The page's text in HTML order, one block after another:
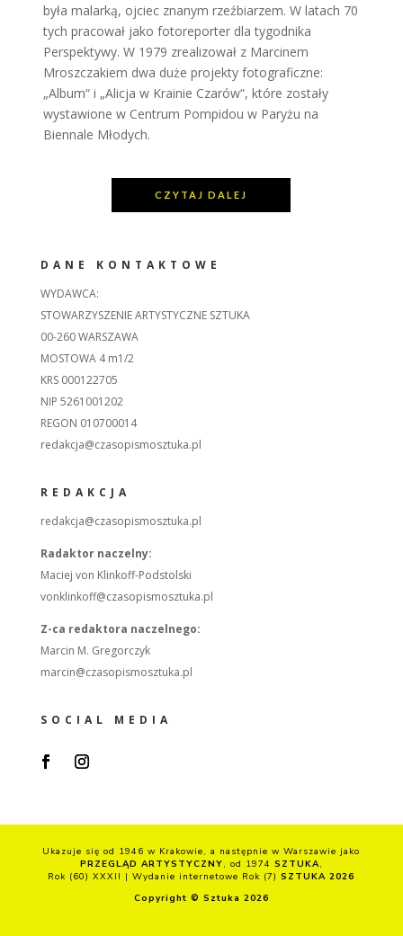
była malarką, ojciec znanym rzeźbiarzem. W latach 70
tych pracował jako fotoreporter dla tygodnika
Perspektywy. W 1979 zrealizował z Marcinem
Mroszczakiem dwa duże projekty fotograficzne:
„Album“ i „Alicja w Krainie Czarów“, które zostały
wystawione w Centrum Pompidou w Paryżu na
Biennale Młodych.
CZYTAJ DALEJ
DANE KONTAKTOWE
WYDAWCA:
STOWARZYSZENIE ARTYSTYCZNE SZTUKA
00-260 WARSZAWA
MOSTOWA 4 m1/2
KRS 000122705
NIP 5261001202
REGON 010700014
redakcja@czasopismosztuka.pl
REDAKCJA
redakcja@czasopismosztuka.pl
Radaktor naczelny:
Maciej von Klinkoff-Podstolski
vonklinkoff@czasopismosztuka.pl
Z-ca redaktora naczelnego:
Marcin M. Gregorczyk
marcin@czasopismosztuka.pl
SOCIAL MEDIA
Ukazuje się od 1946 w Krakowie, a następnie w Warszawie jako
PRZEGLĄD ARTYSTYCZNY, od 1974 SZTUKA,
Rok (60) XXXII | Wydanie internetowe Rok (7)SZTUKA 2026
Copyright © Sztuka 2026